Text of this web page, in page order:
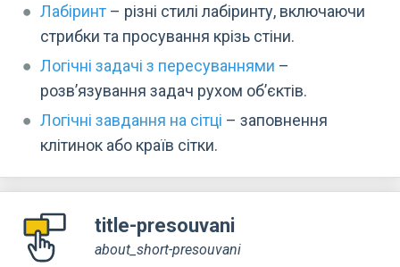
Лабіринт – різні стилі лабіринту, включаючи
стрибки та просування крізь стіни.
Логічні задачі з пересуваннями –
розв’язування задач рухом об’єктів.
Логічні завдання на сітці – заповнення
клітинок або країв сітки.
title-presouvani
about_short-presouvani